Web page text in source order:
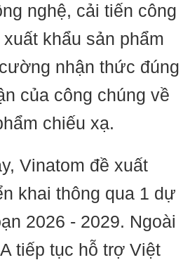
nghệ, cải tiến công
khẩu sản phẩm
nhận thức đúng
của công chúng về
chiếu xạ.
Vinatom đề xuất
khai thông qua 1 dự
2026 - 2029. Ngoài
tiếp tục hỗ trợ Việt